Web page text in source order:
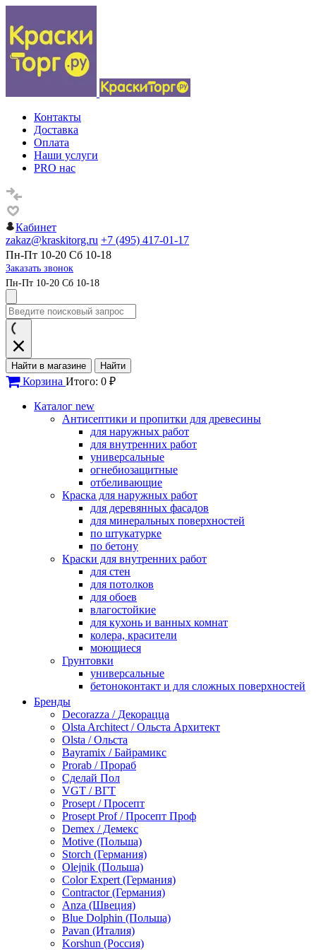
Контакты
Доставка
Оплата
Наши услуги
PRO нас
Кабинет
zakaz@kraskitorg.ru +7 (495) 417-01-17
Пн-Пт 10-20 Сб 10-18
Заказать звонок
Пн-Пт 10-20 Сб 10-18
Найти в магазине Найти
Корзина Итого: 0 ₽
Каталог new
Антисептики и пропитки для древесины
для наружных работ
для внутренних работ
универсальные
огнебиозащитные
отбеливающие
Краска для наружных работ
для деревянных фасадов
для минеральных поверхностей
по штукатурке
по бетону
Краски для внутренних работ
для стен
для потолков
для обоев
влагостойкие
для кухонь и ванных комнат
колера, красители
моющиеся
Грунтовки
универсальные
бетоноконтакт и для сложных поверхностей
по металлу
антикорозийные
под декоративные штукатурки
для гипсокартона
под штукатурку
Герметик
акриловые
силиконовые универсальные, нейтральные
силиконовые санитарные (антигрибковые)
шовные для срубов
для кровли
для каминов
полиуретановые
Декоративные штукатурки и краски
краски для декора, патина
мокрый шелк
венецианские (эффект мрамора)
песок (эффект песчаных вихрей)
декоративная шпаклевка
Бренды
Decorazza / Декорацца
Olsta Architect / Ольста Архитект
Olsta / Ольста
Bayramix / Байрамикс
Prorab / Прораб
Сделай Пол
VGT / ВГТ
Prosept / Просепт
Prosept Prof / Просепт Проф
Demex / Демекс
Motive (Польша)
Storch (Германия)
Olejnik (Польша)
Color Expert (Германия)
Contractor (Германия)
Anza (Швеция)
Blue Dolphin (Польша)
Pavan (Италия)
Korshun (Россия)